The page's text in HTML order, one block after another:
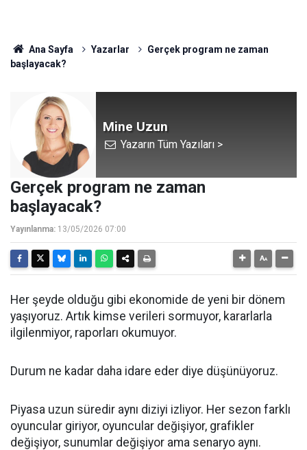
Ana Sayfa Yazarlar
Gerçek program ne zaman
başlayacak?
Mine Uzun
Yazarın Tüm Yazıları >
Gerçek program ne zaman
başlayacak?
Yayınlanma: 13/05/2026 07:00
Her şeyde olduğu gibi ekonomide de yeni bir dönem
yaşıyoruz. Artık kimse verileri sormuyor, kararlarla
ilgilenmiyor, raporları okumuyor.
Durum ne kadar daha idare eder diye düşünüyoruz.
Piyasa uzun süredir aynı diziyi izliyor. Her sezon farklı
oyuncular giriyor, oyuncular değişiyor, grafikler
değişiyor, sunumlar değişiyor ama senaryo aynı.